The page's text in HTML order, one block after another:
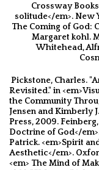
Crossway
solitude</em>. New
The Coming of God:
Margaret kohl.
Whitehead,
Pickstone, Charles.
Revisited." in
the Community
Jensen and Kimberly
Press, 2009.
Doctrine of God</
Patrick. <em>Spirit
Aesthetic</em>.
<em> The Mind of